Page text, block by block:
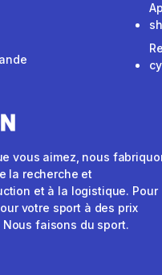
vous aimez, nous
la recherche et
et à la logistique. Pour
votre sport à des prix
Nous faisons du sport.